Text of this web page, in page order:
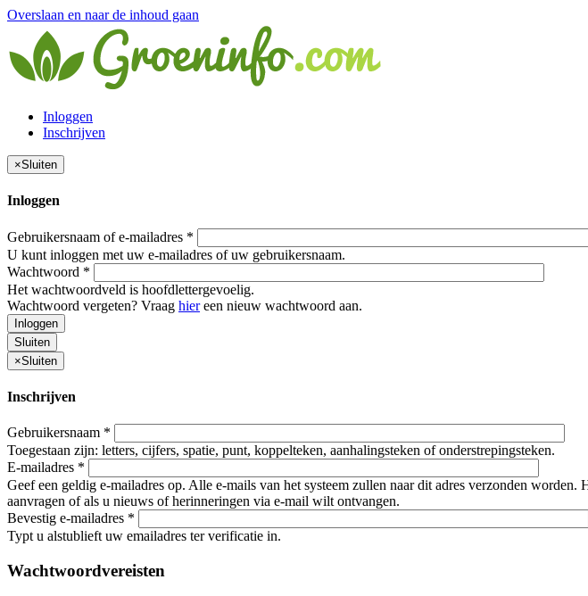
Overslaan en naar de inhoud gaan
Inloggen
Inschrijven
×Sluiten
Inloggen
Gebruikersnaam of e-mailadres *
U kunt inloggen met uw e-mailadres of uw gebruikersnaam.
Wachtwoord *
Het wachtwoordveld is hoofdlettergevoelig.
Wachtwoord vergeten? Vraag hiereen nieuw wachtwoord aan.
Inloggen
Sluiten
×Sluiten
Inschrijven
Gebruikersnaam *
Toegestaan zijn: letters, cijfers, spatie, punt, koppelteken, aanhalingsteken of onderstrepingsteken.
E-mailadres *
Geef een geldig e-mailadres op. Alle e-mails van het systeem zullen naar dit adres verzonden
aanvragen of als u nieuws of herinneringen via e-mail wilt ontvangen.
Bevestig e-mailadres *
Typt u alstublieft uw emailadres ter verificatie in.
Wachtwoordvereisten